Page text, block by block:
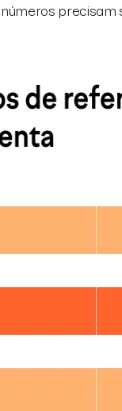
precisam